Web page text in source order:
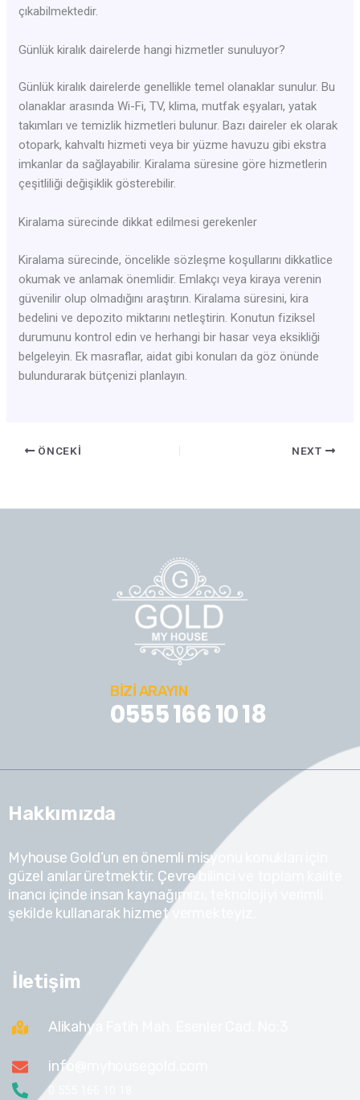
çıkabilmektedir.
Günlük kiralık dairelerde hangi hizmetler sunuluyor?
Günlük kiralık dairelerde genellikle temel olanaklar sunulur. Bu
olanaklar arasında Wi-Fi, TV, klima, mutfak eşyaları, yatak
takımları ve temizlik hizmetleri bulunur. Bazı daireler ek olarak
otopark, kahvaltı hizmeti veya bir yüzme havuzu gibi ekstra
imkanlar da sağlayabilir. Kiralama süresine göre hizmetlerin
çeşitliliği değişiklik gösterebilir.
Kiralama sürecinde dikkat edilmesi gerekenler
Kiralama sürecinde, öncelikle sözleşme koşullarını dikkatlice
okumak ve anlamak önemlidir. Emlakçı veya kiraya verenin
güvenilir olup olmadığını araştırın. Kiralama süresini, kira
bedelini ve depozito miktarını netleştirin. Konutun fiziksel
durumunu kontrol edin ve herhangi bir hasar veya eksikliği
belgeleyin. Ek masraflar, aidat gibi konuları da göz önünde
bulundurarak bütçenizi planlayın.
ÖNCEKI NEXT
BIZI ARAYIN
0555 166 10 18
Hakkımızda
Myhouse Gold’un en önemli misyonu konukları için
güzel anılar üretmektir. Çevre bilinci ve toplam kalite
inancı içinde insan kaynağımızı, teknolojiyi verimli
şekilde kullanarak hizmet vermekteyiz.
İletişim
Alikahya Fatih Mah. Esenler Cad. No:3
info@myhousegold.com
0 555 166 10 18